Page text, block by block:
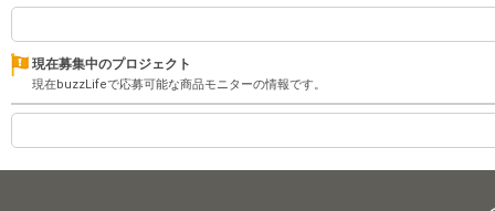
現在募集中のプロジェクト
現在buzzLifeで応募可能な商品モニターの情報です。